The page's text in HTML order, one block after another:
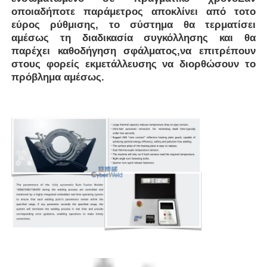
Γύρος εργοστασίων
Ποιοτικός έλεγχος
Ζητήστε ένα απόσπασμα
Μηχανή συγκόλλησης με πυρήνα
Μηχανή συγκόλλησης σωλήνων
Συσκευές ηλεκτροσύνθεσης
οποιαδήποτε παράμετρος αποκλίνει από τοτο
εύρος ρύθμισης, το σύστημα θα τερματίσει
αμέσως τη διαδικασία συγκόλλησης και θα
παρέχει καθοδήγηση σφάλματος,να επιτρέπουν
στους φορείς εκμετάλλευσης να διορθώσουν το
πρόβλημα αμέσως.